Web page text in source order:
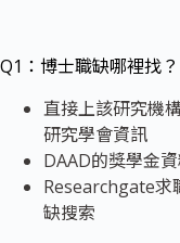
Q1：博士職缺哪裡找？
直接上該研究機
研究學會資訊
DAAD的獎學金
Researchgate求
缺搜索